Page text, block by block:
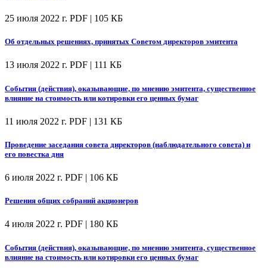
25 июля 2022 г. PDF | 105 КБ
Об отдельных решениях, принятых Советом директоров эмитента
13 июля 2022 г. PDF | 111 КБ
События (действия), оказывающие, по мнению эмитента, существенное
влияние на стоимость или котировки его ценных бумаг
11 июля 2022 г. PDF | 131 КБ
Проведение заседания совета директоров (наблюдательного совета) и
его повестка дня
6 июля 2022 г. PDF | 106 КБ
Решения общих собраний акционеров
4 июля 2022 г. PDF | 180 КБ
События (действия), оказывающие, по мнению эмитента, существенное
влияние на стоимость или котировки его ценных бумаг